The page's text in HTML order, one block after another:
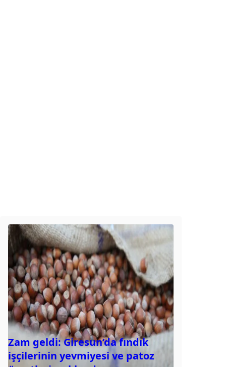
Zam geldi: Giresun’da fındık
işçilerinin yevmiyesi ve patoz